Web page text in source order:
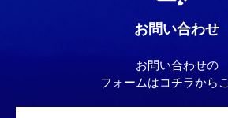
お問い合わせ
お問い合わせの
フォームはコチラから